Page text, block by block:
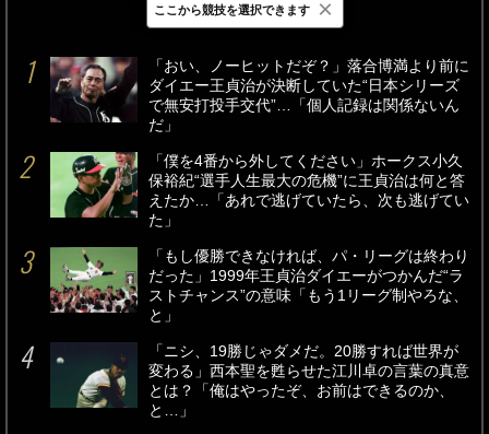
最新 24時間 週間
「おい、ノーヒットだぞ？」落合博満より前に
ダイエー王貞治が決断していた“日本シリーズ
で無安打投手交代”…「個人記録は関係ないん
だ」
「僕を4番から外してください」ホークス小久
保裕紀“選手人生最大の危機”に王貞治は何と答
えたか…「あれで逃げていたら、次も逃げてい
た」
「もし優勝できなければ、パ・リーグは終わり
だった」1999年王貞治ダイエーがつかんだ“ラ
ストチャンス”の意味「もう1リーグ制やろな、
と」
「ニシ、19勝じゃダメだ。20勝すれば世界が
変わる」西本聖を甦らせた江川卓の言葉の真意
とは？「俺はやったぞ、お前はできるのか、
と…」
ここから競技を選択できます ×